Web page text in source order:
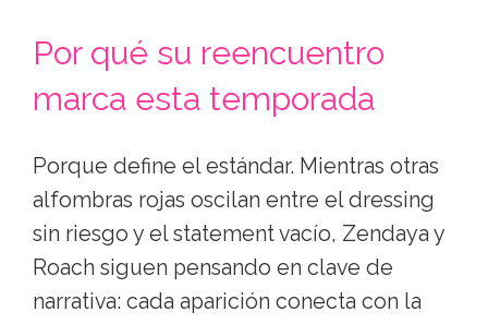
Por qué su reencuentro
marca esta temporada
Porque define el estándar. Mientras otras
alfombras rojas oscilan entre el dressing
sin riesgo y el statement vacío, Zendaya y
Roach siguen pensando en clave de
narrativa: cada aparición conecta con la